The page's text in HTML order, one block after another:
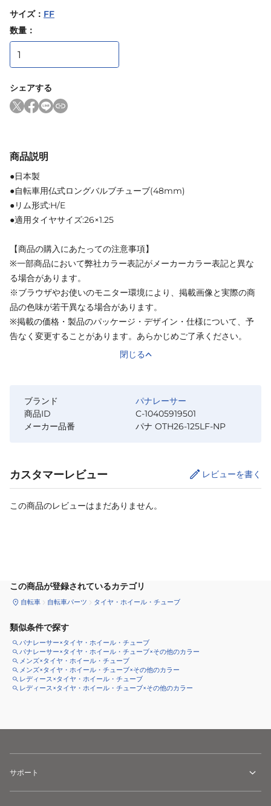
サイズ： FF
数量：
シェアする
商品説明
●日本製
●自転車用仏式ロングバルブチューブ(48mm)
●リム形式:H/E
●適用タイヤサイズ:26×1.25
【商品の購入にあたっての注意事項】
※一部商品において弊社カラー表記がメーカーカラー表記と異な
る場合があります。
※ブラウザやお使いのモニター環境により、掲載画像と実際の商
品の色味が若干異なる場合があります。
※掲載の価格・製品のパッケージ・デザイン・仕様について、予
告なく変更することがあります。あらかじめご了承ください。
閉じる
ブランド
パナレーサー
商品ID
C-10405919501
メーカー品番
パナ OTH26-125LF-NP
カスタマーレビュー レビューを書く
この商品のレビューはまだありません。
この商品が登録されているカテゴリ
自転車 自転車パーツ タイヤ・ホイール・チューブ
類似条件で探す
パナレーサー×タイヤ・ホイール・チューブ
パナレーサー×タイヤ・ホイール・チューブ×その他のカラー
メンズ×タイヤ・ホイール・チューブ
メンズ×タイヤ・ホイール・チューブ×その他のカラー
レディース×タイヤ・ホイール・チューブ
レディース×タイヤ・ホイール・チューブ×その他のカラー
サポート